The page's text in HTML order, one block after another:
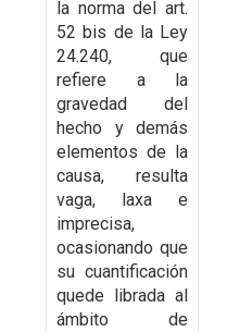
la norma del art.
52 bis de la Ley
24.240, que
refiere a la
gravedad del
hecho y demás
elementos de la
causa, resulta
vaga, laxa e
imprecisa,
ocasionando que
su cuantificación
quede librada al
ámbito de